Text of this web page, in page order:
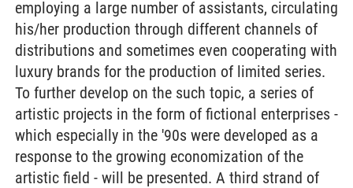
employing a large number of assistants, circulating
his/her production through different channels of
distributions and sometimes even cooperating with
luxury brands for the production of limited series.
To further develop on the such topic, a series of
artistic projects in the form of fictional enterprises -
which especially in the '90s were developed as a
response to the growing economization of the
artistic field - will be presented. A third strand of